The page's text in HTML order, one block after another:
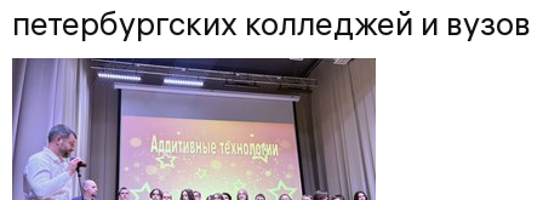
петербургских колледжей и вузов